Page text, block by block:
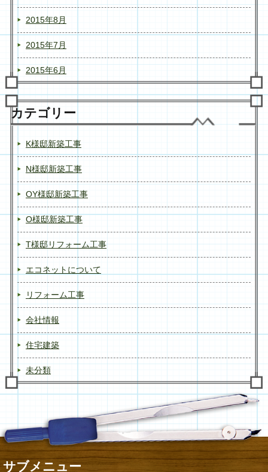
2015年8月
2015年7月
2015年6月
カテゴリー
K様邸新築工事
N様邸新築工事
OY様邸新築工事
O様邸新築工事
T様邸リフォーム工事
エコネットについて
リフォーム工事
会社情報
住宅建築
未分類
サブメニュー